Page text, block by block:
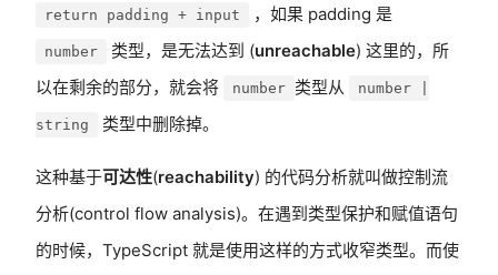
return padding + input ，如果 padding 是
number 类型，是无法达到 (unreachable) 这里的，所
以在剩余的部分，就会将
number 类型从 number |
string 类型中删除掉。
这种基于可达性(reachability) 的代码分析就叫做控制流
分析(control flow analysis)。在遇到类型保护和赋值语句
的时候，TypeScript 就是使用这样的方式收窄类型。而使